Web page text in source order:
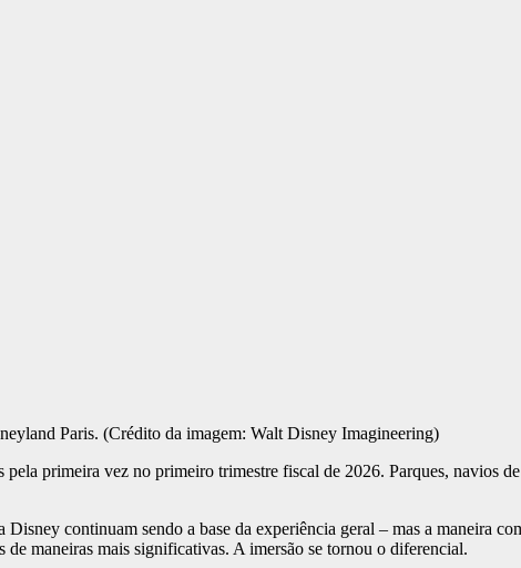
Paris. (Crédito da imagem: Walt Disney Imagineering)
primeira vez no primeiro trimestre fiscal de 2026. Parques, navios
continuam sendo a base da experiência geral – mas a maneira
maneiras mais significativas. A imersão se tornou o diferencial.